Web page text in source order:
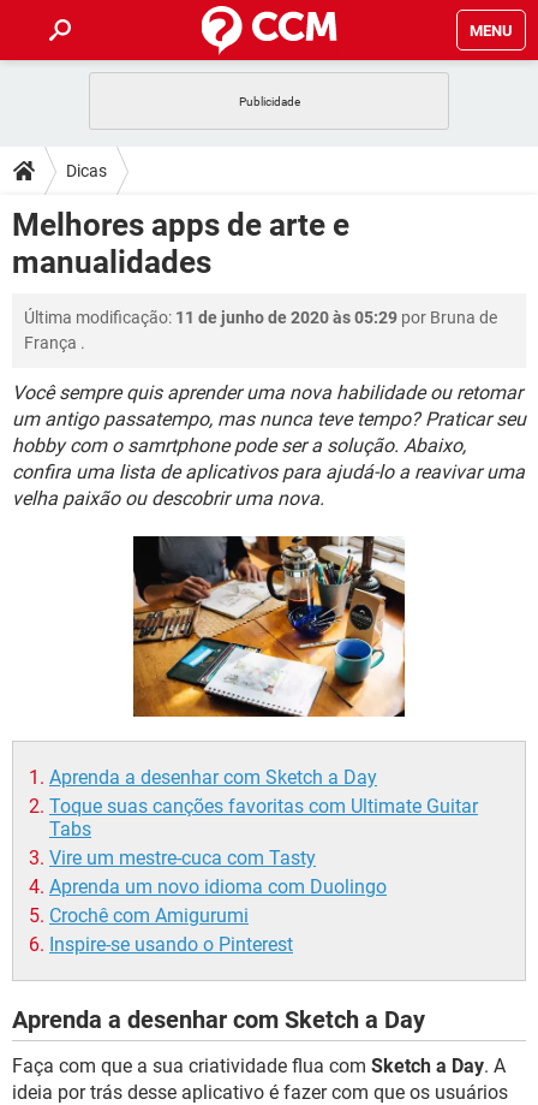
MENU
CELULAR
OUTLOOK EXCEL
INSTAGRAM
DICAS
JOGOS
CELULAR FACEBOOK
INSTAGRAM GMAIL
DOWNLOADS
JOGOS
OUTLOOK
INSTAGRAM
GUIA DE COMPRAS
FÓRUM
JOGOS WHATSAPP
OUTLOOK EXCEL
INSTAGRAM GMAIL
GUIA DE COMPRAS
GLOSSÁRIO
JOGOS WHATSAPP
CELULAR FACEBOOK
OUTLOOK EXCEL
INSTAGRAM GMAIL
Dicas
Melhores apps de arte e
manualidades
Última modificação: 11 de junho de 2020 às 05:29 por Bruna de
França .
Você sempre quis aprender uma nova habilidade ou retomar
um antigo passatempo, mas nunca teve tempo? Praticar seu
hobby com o samrtphone pode ser a solução. Abaixo,
confira uma lista de aplicativos para ajudá-lo a reavivar uma
velha paixão ou descobrir uma nova.
Aprenda a desenhar com Sketch a Day
Toque suas canções favoritas com Ultimate Guitar
Tabs
Vire um mestre-cuca com Tasty
Aprenda um novo idioma com Duolingo
Crochê com Amigurumi
Inspire-se usando o Pinterest
Aprenda a desenhar com Sketch a Day
Faça com que a sua criatividade flua com Sketch a Day. A
ideia por trás desse aplicativo é fazer com que os usuários